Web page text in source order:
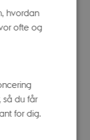
byder på en
måneformørkelse.
hvordan
ofte og
du får
for dig.